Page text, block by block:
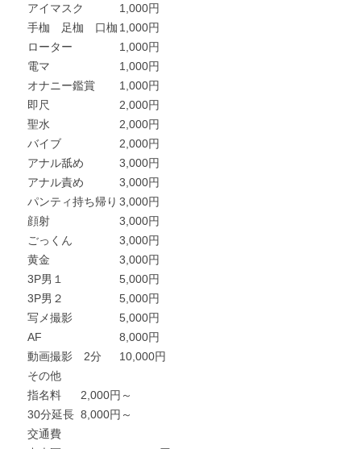
アイマスク
1,000円
手枷 足枷 口枷 1,000円
ローター
1,000円
電マ
1,000円
オナニー鑑賞
1,000円
即尺
2,000円
聖水
2,000円
バイブ
2,000円
アナル舐め
3,000円
アナル責め
3,000円
パンティ持ち帰り 3,000円
顔射
3,000円
ごっくん
3,000円
黄金
3,000円
3P男１
5,000円
3P男２
5,000円
写メ撮影
5,000円
AF
8,000円
動画撮影 2分
10,000円
その他
指名料
2,000円～
30分延長 8,000円～
交通費